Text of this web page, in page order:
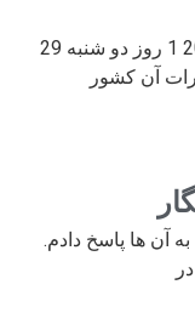
چهارشنبه 31 شهریور 89 / 22 سپتامبر 2010 1 روز دو شنبه 29
آن کشور
آن ها پاسخ دادم.